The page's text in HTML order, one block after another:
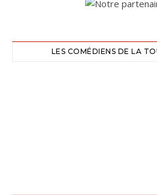
LES COMÉDIENS DE LA